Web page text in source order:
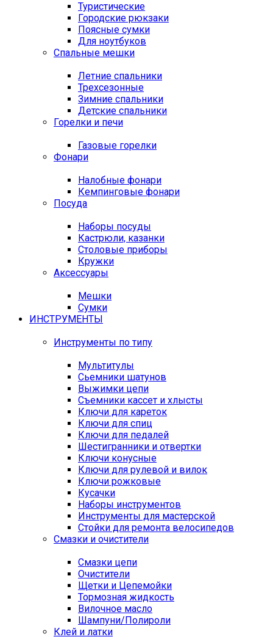
Туристические
Городские рюкзаки
Поясные сумки
Для ноутбуков
Спальные мешки
Летние спальники
Трехсезонные
Зимние спальники
Детские спальники
Горелки и печи
Газовые горелки
Фонари
Налобные фонари
Кемпинговые фонари
Посуда
Наборы посуды
Кастрюли, казанки
Столовые приборы
Кружки
Аксессуары
Мешки
Сумки
ИНСТРУМЕНТЫ
Инструменты по типу
Мультитулы
Сьемники шатунов
Выжимки цепи
Съемники кассет и хлысты
Ключи для кареток
Ключи для спиц
Ключи для педалей
Шестигранники и отвертки
Ключи конусные
Ключи для рулевой и вилок
Ключи рожковые
Кусачки
Наборы инструментов
Инструменты для мастерской
Стойки для ремонта велосипедов
Смазки и очистители
Смазки цепи
Очистители
Щетки и Цепемойки
Тормозная жидкость
Вилочное масло
Шампуни/Полироли
Клей и латки